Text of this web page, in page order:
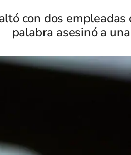
con dos
palabra asesinó a